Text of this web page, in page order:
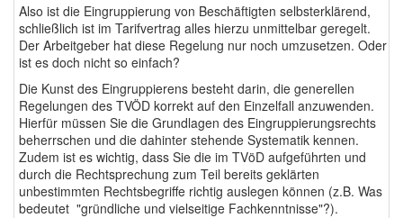
Also ist die Eingruppierung von Beschäftigten selbsterklärend,
schließlich ist im Tarifvertrag alles hierzu unmittelbar geregelt.
Der Arbeitgeber hat diese Regelung nur noch umzusetzen. Oder
ist es doch nicht so einfach?
Die Kunst des Eingruppierens besteht darin, die generellen
Regelungen des TVÖD korrekt auf den Einzelfall anzuwenden.
Hierfür müssen Sie die Grundlagen des Eingruppierungsrechts
beherrschen und die dahinter stehende Systematik kennen.
Zudem ist es wichtig, dass Sie die im TVöD aufgeführten und
durch die Rechtsprechung zum Teil bereits geklärten
unbestimmten Rechtsbegriffe richtig auslegen können (z.B. Was
bedeutet "gründliche und vielseitige Fachkenntnisse"?).